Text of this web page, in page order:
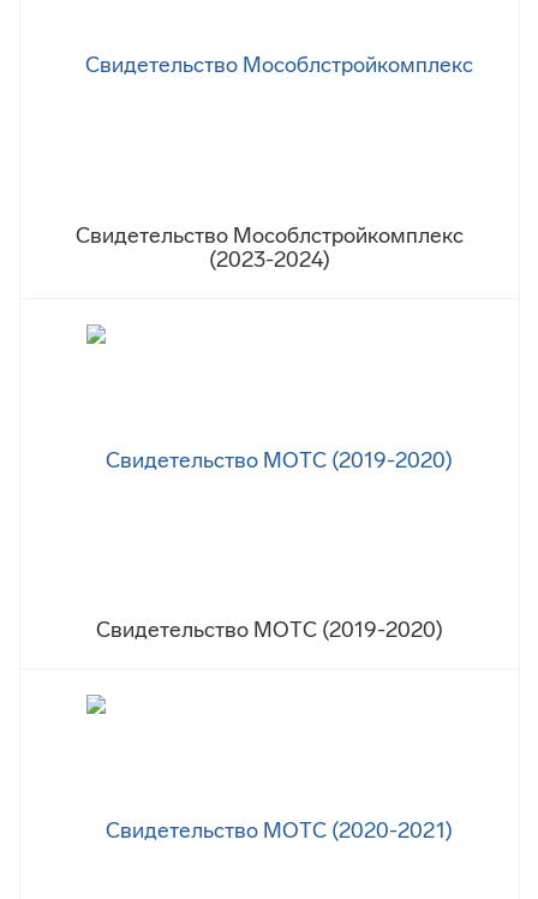
Свидетельство Мособлстройкомплекс
(2023-2024)
Свидетельство МОТС (2019-2020)